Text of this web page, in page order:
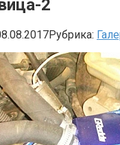
2
Рубрика: